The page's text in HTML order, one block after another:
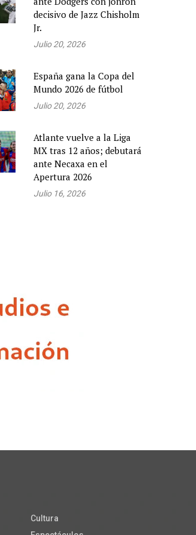
decisivo de Jazz Chisholm
Jr.
Julio 20, 2026
España gana la Copa del
Mundo 2026 de fútbol
Julio 20, 2026
Atlante vuelve a la Liga
MX tras 12 años; debutará
ante Necaxa en el
Apertura 2026
Julio 16, 2026
Cultura